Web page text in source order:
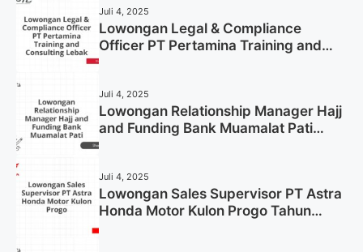
Juli 4, 2025
Lowongan Legal & Compliance
Officer PT Pertamina Training and
Juli 4, 2025
Lowongan Relationship Manager Hajj
and Funding Bank Muamalat Pati
Juli 4, 2025
Lowongan Sales Supervisor PT Astra
Honda Motor Kulon Progo Tahun